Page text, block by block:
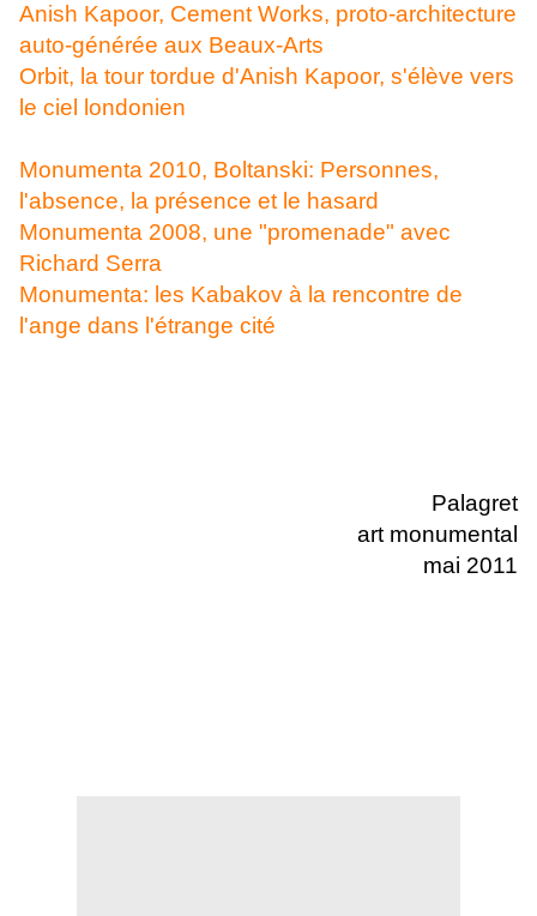
Anish Kapoor, Cement Works, proto-architecture
auto-générée aux Beaux-Arts
Orbit, la tour tordue d'Anish Kapoor, s'élève vers
le ciel londonien
Monumenta 2010, Boltanski: Personnes,
l'absence, la présence et le hasard
Monumenta 2008, une "promenade" avec
Richard Serra
Monumenta: les Kabakov à la rencontre de
l'ange dans l'étrange cité
Palagret
art monumental
mai 2011